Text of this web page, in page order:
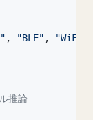
, "BLE" , "WiFi"
推論